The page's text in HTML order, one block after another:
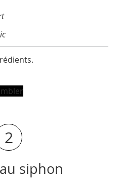
2
siphon